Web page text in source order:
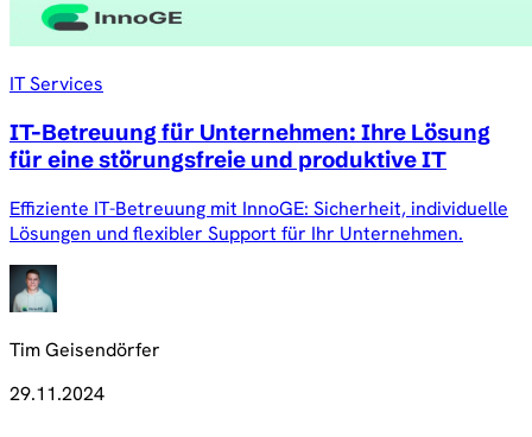
IT Services
IT-Betreuung für Unternehmen: Ihre Lösung
für eine störungsfreie und produktive IT
Effiziente IT-Betreuung mit InnoGE: Sicherheit, individuelle
Lösungen und flexibler Support für Ihr Unternehmen.
Tim Geisendörfer
29.11.2024